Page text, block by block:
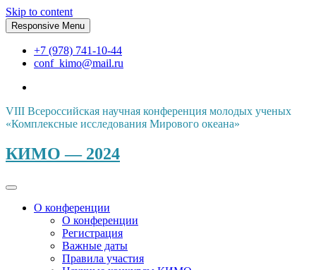
Skip to content
Responsive Menu
+7 (978) 741-10-44
conf_kimo@mail.ru
VIII Всероссийская научная конференция молодых ученых
«Комплексные исследования Мирового океана»
КИМО — 2024
О конференции
О конференции
Регистрация
Важные даты
Правила участия